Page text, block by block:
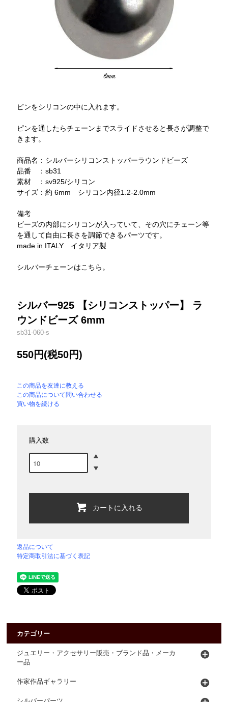
ピンをシリコンの中に入れます。
ピンを通したらチェーンまでスライドさせると長さが調整で
きます。
商品名：シルバーシリコンストッパーラウンドビーズ
品番 ：sb31
素材 ：sv925/シリコン
サイズ：約 6mm シリコン内径1.2-2.0mm
備考
ビーズの内部にシリコンが入っていて、その穴にチェーン等
を通して自由に長さを調節できるパーツです。
made in ITALY イタリア製
シルバーチェーンはこちら。
シルバー925 【シリコンストッパー】 ラ
ウンドビーズ 6mm
sb31-060-s
550円(税50円)
この商品を友達に教える
この商品について問い合わせる
買い物を続ける
購入数
カートに入れる
返品について
特定商取引法に基づく表記
カテゴリー
ジュエリー・アクセサリー販売・ブランド品・メーカ
ー品
作家作品ギャラリー